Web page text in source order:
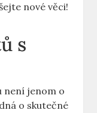
nové věci!
s
není jenom o
o skutečné